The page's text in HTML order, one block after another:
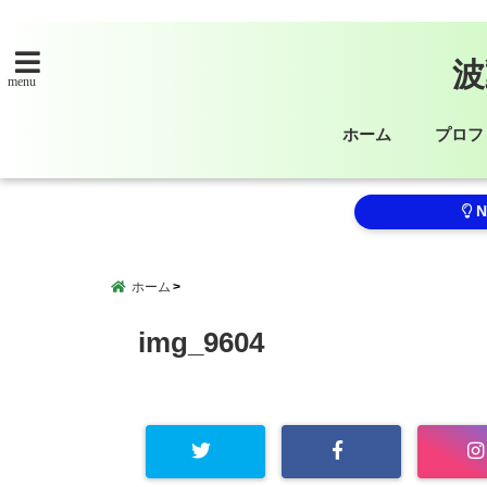
menu
ホーム プロ
ホーム
img_9604